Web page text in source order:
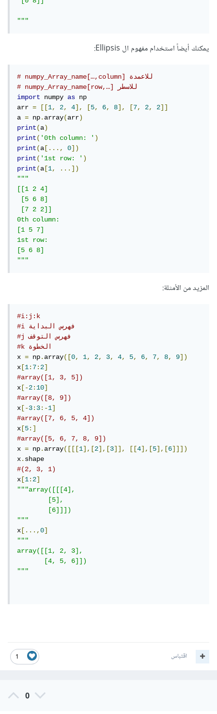
"""
يمكنك أيضاً استخدام مفهوم ال Ellipsis:
# numpy_Array_name[…,column] للاعمدة
# numpy_Array_name[row,…] للاسطر
import
numpy as np
arr = [[1, 2, 4], [5, 6, 8], [7, 2, 2]]
a = np.array(arr)
print(a)
print('0th column: ')
print(a [..., 0])
print('1st row: ')
print(a [1,
...])
"""
[[1 2 4]
0th column:
[1 5 7]
1st row:
[5 6 8]
"""
المزيد من الأمثلة:
#i:j:k
#i فهرس البداية
#j فهرس التوقف
#k الخطوة
x = np.array([0, 1, 2, 3, 4, 5, 6, 7, 8, 9])
x [1:7:2]
#array([1, 3, 5])
x [-2:10]
#array([8, 9])
x [-3:3:-1]
#array([7, 6, 5, 4])
x [5:]
#array([5, 6, 7, 8, 9])
x = np.array([[[1],[2],[3]], [[4],[5],[6]]])
x.
#(2, 3, 1)
x [1:2]
"""array([[[4],
"""
x [...,0]
"""
array([[1, 2, 3],
"""
1 اقتباس
0